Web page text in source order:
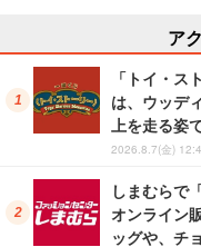
ア
「トイ・ス
は、ウッデ
上を走る姿
2026.8.7(金)
しまむらで
オンライン
ッグや、チ